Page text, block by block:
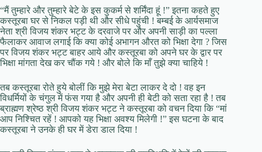
“मैं तुम्हारे और तुम्हारे बेटे के इस कुकर्म से शर्मिंदा हूं !” इतना कहते हुए
कस्तूरबा घर से निकल पड़ी थी और सीधे पहुंची ! बम्बई के आर्यसमाज
नेता श्री विजय शंकर भट्ट के दरवाजे पर और अपनी साड़ी का पल्ला
फैलाकर आवाज लगाई कि क्या कोई अभागन औरत को भिक्षा देगा ? जिस
पर विजय शंकर भट्ट बाहर आये और कस्तूरबा को अपने घर के द्वार पर
भिक्षा मांगता देख कर चौंक गये ! और बोले कि माँ तुझे क्या चाहिये !
तब कस्तूरबा रोते हुये बोलीं कि मुझे मेरा बेटा लाकर दे दो ! वह इन
विधर्मियों के चंगुल में फंस गया है और अपनी ही बेटी को सता रहा है ! तब
ब्राह्मण श्रेष्ठ श्री विजय शंकर भट्ट ने कस्तूरबा को वचन दिया कि “मां
आप निश्चित रहें ! आपको यह भिक्षा अवश्य मिलेगी !” इस घटना के बाद
कस्तूरबा ने उनके ही घर में डेरा डाल दिया !